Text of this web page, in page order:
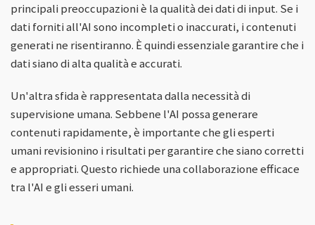
principali preoccupazioni è la qualità dei dati di input. Se i
dati forniti all'AI sono incompleti o inaccurati, i contenuti
generati ne risentiranno. È quindi essenziale garantire che i
dati siano di alta qualità e accurati.
Un'altra sfida è rappresentata dalla necessità di
supervisione umana. Sebbene l'AI possa generare
contenuti rapidamente, è importante che gli esperti
umani revisionino i risultati per garantire che siano corretti
e appropriati. Questo richiede una collaborazione efficace
tra l'AI e gli esseri umani.